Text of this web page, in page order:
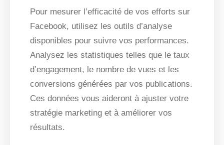
Pour mesurer l’efficacité de vos efforts sur
Facebook, utilisez les outils d’analyse
disponibles pour suivre vos performances.
Analysez les statistiques telles que le taux
d’engagement, le nombre de vues et les
conversions générées par vos publications.
Ces données vous aideront à ajuster votre
stratégie marketing et à améliorer vos
résultats.